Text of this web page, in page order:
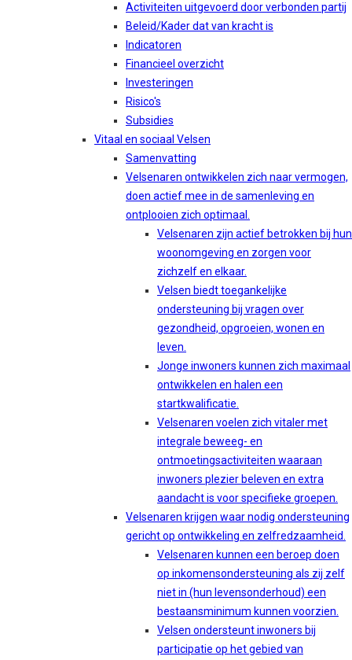
Activiteiten uitgevoerd door verbonden partij
Beleid/Kader dat van kracht is
Indicatoren
Financieel overzicht
Investeringen
Risico's
Subsidies
Vitaal en sociaal Velsen
Samenvatting
Velsenaren ontwikkelen zich naar vermogen,
doen actief mee in de samenleving en
ontplooien zich optimaal.
Velsenaren zijn actief betrokken bij hun
woonomgeving en zorgen voor
zichzelf en elkaar.
Velsen biedt toegankelijke
ondersteuning bij vragen over
gezondheid, opgroeien, wonen en
leven.
Jonge inwoners kunnen zich maximaal
ontwikkelen en halen een
startkwalificatie.
Velsenaren voelen zich vitaler met
integrale beweeg- en
ontmoetingsactiviteiten waaraan
inwoners plezier beleven en extra
aandacht is voor specifieke groepen.
Velsenaren krijgen waar nodig ondersteuning
gericht op ontwikkeling en zelfredzaamheid.
Velsenaren kunnen een beroep doen
op inkomensondersteuning als zij zelf
niet in (hun levensonderhoud) een
bestaansminimum kunnen voorzien.
Velsen ondersteunt inwoners bij
participatie op het gebied van